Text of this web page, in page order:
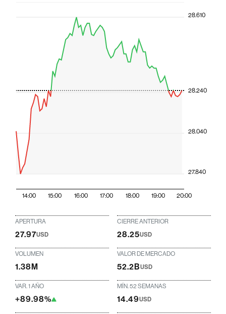
14:00 15:00 16:00 17:00 18:00 19:00 20:00
27.840
28.040
28.240
28.610
APERTURA
27.97USD
CIERRE ANTERIOR
28.25USD
VOLUMEN
1.38M
VALOR DE MERCADO
52.2BUSD
VAR. 1 AÑO
+89.98%
MÍN. 52 SEMANAS
14.49USD